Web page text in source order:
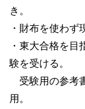
き。
・財布を使わず
・東大合格を
験を受ける。
受験用の参考
用。